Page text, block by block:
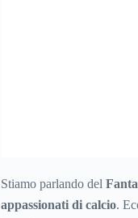
Stiamo parlando del
appassionati di calcio.